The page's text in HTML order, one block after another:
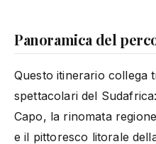
Panoramica del
Questo itinerario collega
spettacolari del
Capo, la rinomata
e il pittoresco litorale